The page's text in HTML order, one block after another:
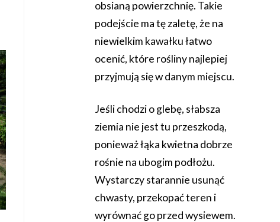
obsianą powierzchnię. Takie
podejście ma tę zaletę, że na
niewielkim kawałku łatwo
ocenić, które rośliny najlepiej
przyjmują się w danym miejscu.
Jeśli chodzi o glebę, słabsza
ziemia nie jest tu przeszkodą,
ponieważ łąka kwietna dobrze
rośnie na ubogim podłożu.
Wystarczy starannie usunąć
chwasty, przekopać teren i
wyrównać go przed wysiewem.